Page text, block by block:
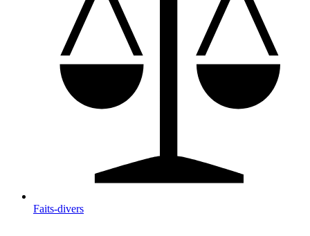
Faits-divers